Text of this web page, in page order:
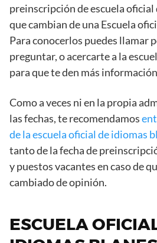
preinscripción de escuela oficial
que cambian de una Escuela
Para conocerlos puedes llamar
preguntar, o acercarte a la
para que te den más
Como a veces ni en la propia
las fechas, te recomendamos
de la escuela oficial de idiomas
tanto de la fecha de
y puestos vacantes en caso de
cambiado de opinión.
ESCUELA